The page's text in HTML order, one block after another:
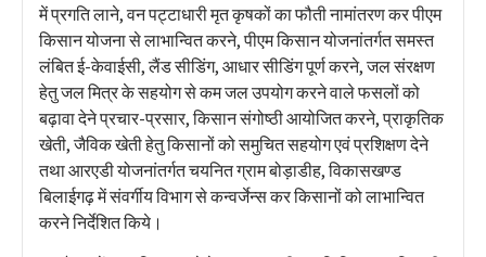
में प्रगति लाने, वन पट्टाधारी मृत कृषकों का फौती नामांतरण कर पीएम
किसान योजना से लाभान्वित करने, पीएम किसान योजनांतर्गत समस्त
लंबित ई-केवाईसी, लैंड सीडिंग, आधार सीडिंग पूर्ण करने, जल संरक्षण
हेतु जल मित्र के सहयोग से कम जल उपयोग करने वाले फसलों को
बढ़ावा देने प्रचार-प्रसार, किसान संगोष्ठी आयोजित करने, प्राकृतिक
खेती, जैविक खेती हेतु किसानों को समुचित सहयोग एवं प्रशिक्षण देने
तथा आरएडी योजनांतर्गत चयनित ग्राम बोड़ाडीह, विकासखण्ड
बिलाईगढ़ में संवर्गीय विभाग से कन्वर्जेन्स कर किसानों को लाभान्वित
करने निर्देशित किये।